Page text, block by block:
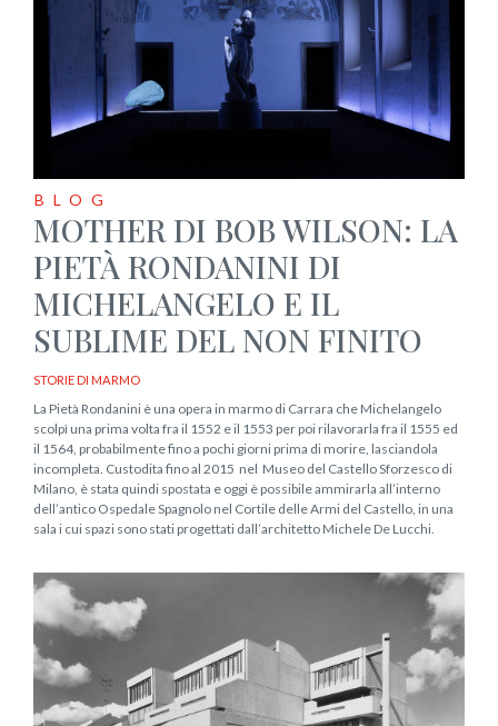
BLOG
MOTHER DI BOB WILSON: LA
PIETÀ RONDANINI DI
MICHELANGELO E IL
SUBLIME DEL NON FINITO
STORIE DI MARMO
La Pietà Rondanini è una opera in marmo di Carrara che Michelangelo
scolpì una prima volta fra il 1552 e il 1553 per poi rilavorarla fra il 1555 ed
il 1564, probabilmente fino a pochi giorni prima di morire, lasciandola
incompleta. Custodita fino al 2015 nel Museo del Castello Sforzesco di
Milano, è stata quindi spostata e oggi è possibile ammirarla all’interno
dell’antico Ospedale Spagnolo nel Cortile delle Armi del Castello, in una
sala i cui spazi sono stati progettati dall’architetto Michele De Lucchi.